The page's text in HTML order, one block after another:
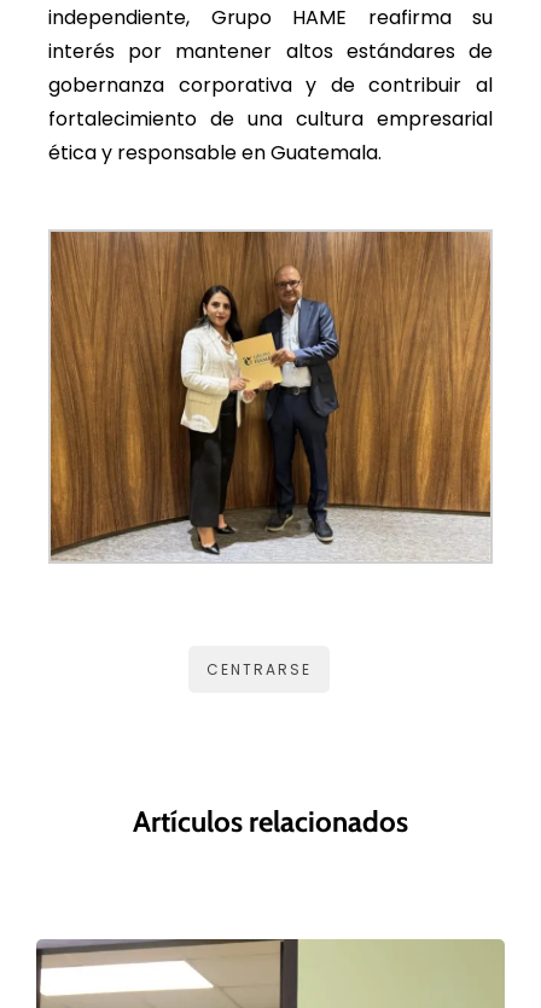
independiente, Grupo HAME reafirma su
interés por mantener altos estándares de
gobernanza corporativa y de contribuir al
fortalecimiento de una cultura empresarial
ética y responsable en Guatemala.
CENTRARSE
Artículos relacionados